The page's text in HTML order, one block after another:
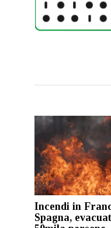
Incendi in
Spagna,